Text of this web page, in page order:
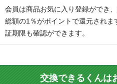
会員は商品お気に入り登録ができ
総額の1％がポイントで還元され
証期限も確認ができます。
交換できるくんは